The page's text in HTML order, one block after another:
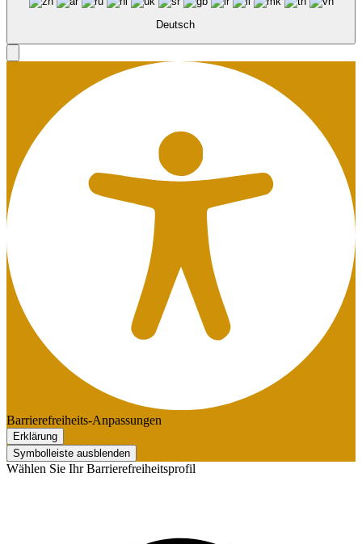
Deutsch
Barrierefreiheits-Anpassungen
Erklärung
Symbolleiste ausblenden
Wählen Sie Ihr Barrierefreiheitsprofil